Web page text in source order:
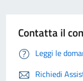
Contatta il
Leggi le
Richiedi